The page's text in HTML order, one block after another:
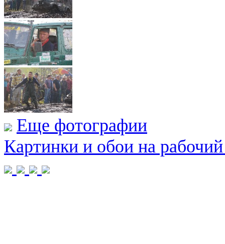
Еще фотографии
Картинки и обои на